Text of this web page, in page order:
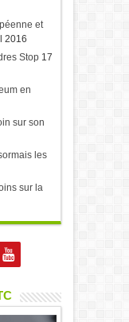
et
2016
Stop 17
en
sur son
les
sur la